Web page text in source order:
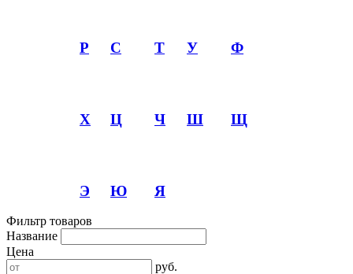
Р С Т У Ф
Х Ц Ч Ш Щ
Э Ю Я
Фильтр товаров
Название
Цена
руб.